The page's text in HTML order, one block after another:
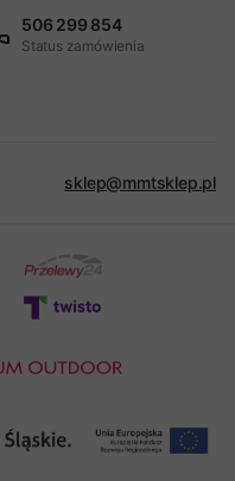
506 299 854
Status zamówienia
sklep@mmtsklep.pl